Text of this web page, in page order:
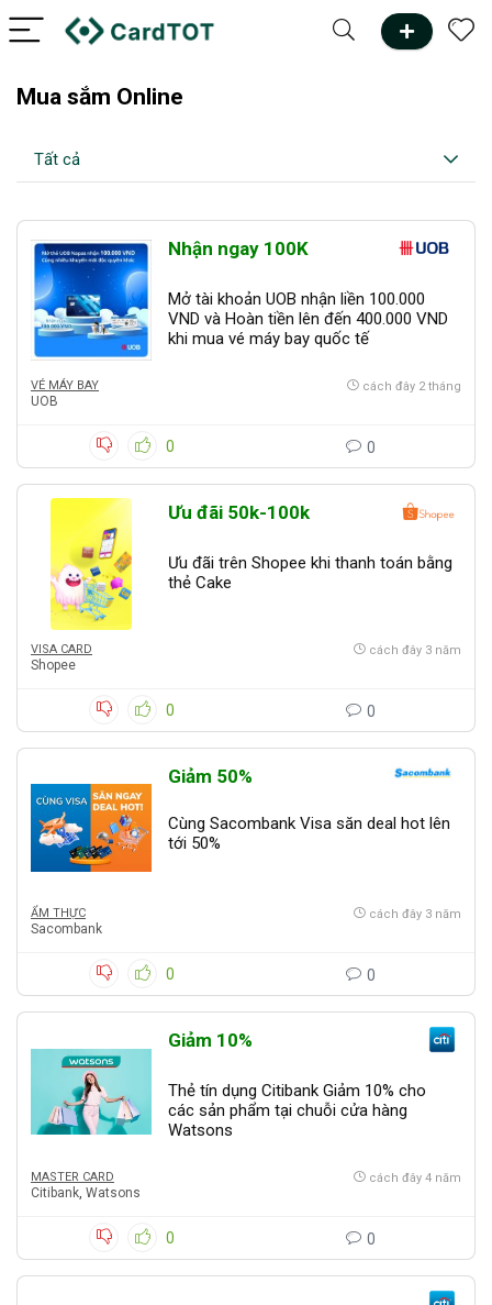
Mua sắm Online
Tất cả
Nhận ngay 100K
Mở tài khoản UOB nhận liền 100.000
VND và Hoàn tiền lên đến 400.000 VND
khi mua vé máy bay quốc tế
VÉ MÁY BAY
UOB
cách đây 2 tháng
0 0
Ưu đãi 50k-100k
Ưu đãi trên Shopee khi thanh toán bằng
thẻ Cake
VISA CARD
Shopee
cách đây 3 năm
0 0
Giảm 50%
Cùng Sacombank Visa săn deal hot lên
tới 50%
ẨM THỰC
Sacombank
cách đây 3 năm
0 0
Giảm 10%
Thẻ tín dụng Citibank Giảm 10% cho
các sản phẩm tại chuỗi cửa hàng
Watsons
MASTER CARD
Citibank, Watsons
cách đây 4 năm
0 0